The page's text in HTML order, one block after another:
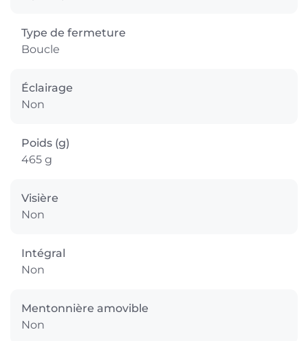
Type de fermeture
Boucle
Éclairage
Non
Poids (g)
465 g
Visière
Non
Intégral
Non
Mentonnière amovible
Non